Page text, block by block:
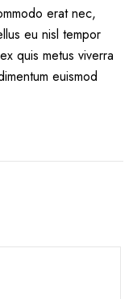
erat nec,
eu nisl tempor
quis metus viverra
euismod